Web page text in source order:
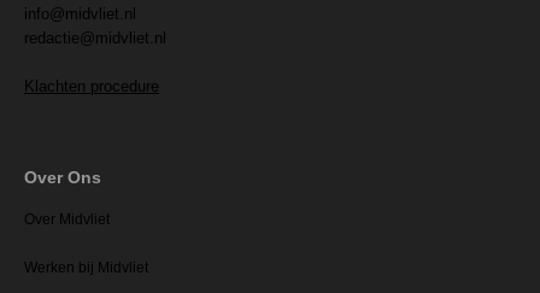
info@midvliet.nl
redactie@midvliet.nl
Klachten procedure
Over Ons
Over Midvliet
Werken bij Midvliet